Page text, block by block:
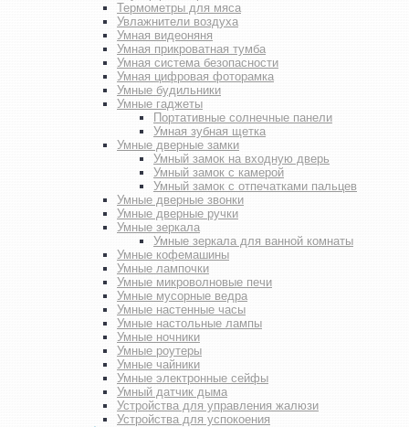
Термометры для мяса
Увлажнители воздуха
Умная видеоняня
Умная прикроватная тумба
Умная система безопасности
Умная цифровая фоторамка
Умные будильники
Умные гаджеты
Портативные солнечные панели
Умная зубная щетка
Умные дверные замки
Умный замок на входную дверь
Умный замок с камерой
Умный замок с отпечатками пальцев
Умные дверные звонки
Умные дверные ручки
Умные зеркала
Умные зеркала для ванной комнаты
Умные кофемашины
Умные лампочки
Умные микроволновые печи
Умные мусорные ведра
Умные настенные часы
Умные настольные лампы
Умные ночники
Умные роутеры
Умные чайники
Умные электронные сейфы
Умный датчик дыма
Устройства для управления жалюзи
Устройства для успокоения